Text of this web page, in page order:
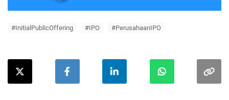
#InitialPublicOffering #IPO #PerusahaanIPO